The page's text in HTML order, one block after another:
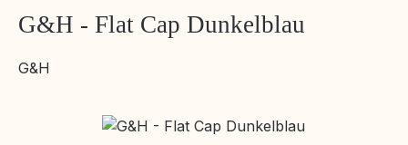
G&H - Flat Cap Dunkelblau
G&H
Bildergalerie überspringen